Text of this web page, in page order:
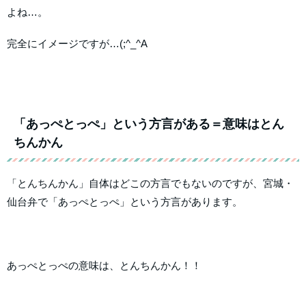
よね…。
完全にイメージですが…(;^_^A
「あっぺとっぺ」という方言がある＝意味はとん
ちんかん
「とんちんかん」自体はどこの方言でもないのですが、宮城・
仙台弁で「あっぺとっぺ」という方言があります。
あっぺとっぺの意味は、とんちんかん！！